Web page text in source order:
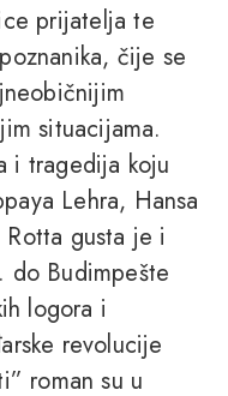
prijatelja te
čije se
situacijama.
i tragedija koju
Lehra, Hansa
gusta je i
do Budimpešte
logora i
revolucije
roman su u